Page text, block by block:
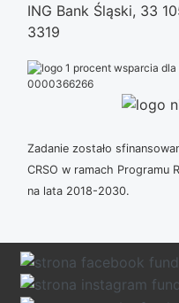
ING Bank Śląski, 33
3319
0000366266
Zadanie zostało
CRSO w ramach Programu
na lata 2018-2030.